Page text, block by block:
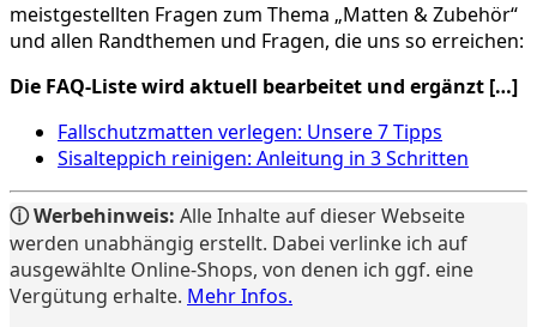
meistgestellten Fragen zum Thema „Matten & Zubehör“
und allen Randthemen und Fragen, die uns so erreichen:
Die FAQ-Liste wird aktuell bearbeitet und ergänzt […]
Fallschutzmatten verlegen: Unsere 7 Tipps
Sisalteppich reinigen: Anleitung in 3 Schritten
ⓘ Werbehinweis: Alle Inhalte auf dieser Webseite
werden unabhängig erstellt. Dabei verlinke ich auf
ausgewählte Online-Shops, von denen ich ggf. eine
Vergütung erhalte. Mehr Infos.